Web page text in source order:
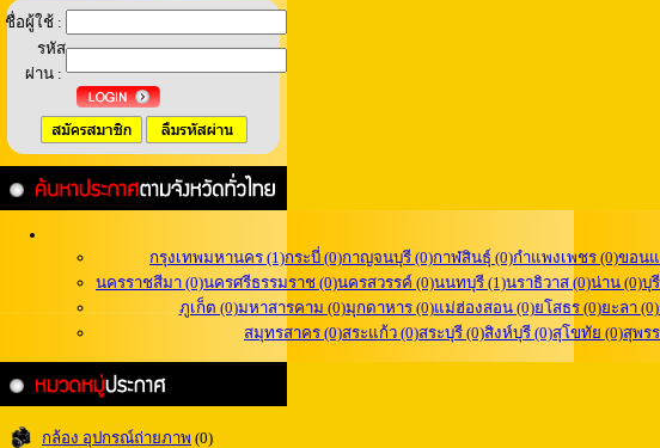
ชื่อผู้ใช้ :
รหัส
ผ่าน :
กรุงเทพมหานคร (1)กระบี่ (0)กาญจนบุรี (0)กาฬสินธุ์ (0)กำแพงเพชร (0)ขอนแ
นครราชสีมา (0)นครศรีธรรมราช (0)นครสวรรค์ (0)นนทบุรี (1)นราธิวาส (0)น่าน (0)บุ
ภูเก็ต (0)มหาสารคาม (0)มุกดาหาร (0)แม่ฮ่องสอน (0)ยโสธร (0)ยะลา (0)
สมุทรสาคร (0)สระแก้ว (0)สระบุรี (0)สิงห์บุรี (0)สุโขทัย (0)สุพร
กล้อง อุปกรณ์ถ่ายภาพ (0)